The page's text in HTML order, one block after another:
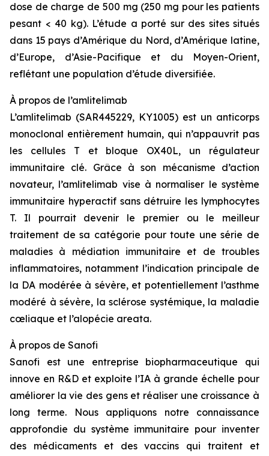
dose de charge de 500 mg (250 mg pour les patients
pesant < 40 kg). L’étude a porté sur des sites situés
dans 15 pays d’Amérique du Nord, d’Amérique latine,
d’Europe, d’Asie-Pacifique et du Moyen-Orient,
reflétant une population d’étude diversifiée.
À propos de l’amlitelimab
L’amlitelimab (SAR445229, KY1005) est un anticorps
monoclonal entièrement humain, qui n’appauvrit pas
les cellules T et bloque OX40L, un régulateur
immunitaire clé. Grâce à son mécanisme d’action
novateur, l’amlitelimab vise à normaliser le système
immunitaire hyperactif sans détruire les lymphocytes
T. Il pourrait devenir le premier ou le meilleur
traitement de sa catégorie pour toute une série de
maladies à médiation immunitaire et de troubles
inflammatoires, notamment l’indication principale de
la DA modérée à sévère, et potentiellement l’asthme
modéré à sévère, la sclérose systémique, la maladie
cœliaque et l’alopécie areata.
À propos de Sanofi
Sanofi est une entreprise biopharmaceutique qui
innove en R&D et exploite l’IA à grande échelle pour
améliorer la vie des gens et réaliser une croissance à
long terme. Nous appliquons notre connaissance
approfondie du système immunitaire pour inventer
des médicaments et des vaccins qui traitent et